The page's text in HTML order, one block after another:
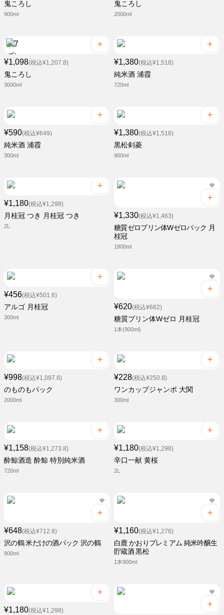
鬼ころし
900ml
鬼ころし
2000ml
¥1,098(税込¥1,207.8)
鬼ころし
3000ml
¥1,380(税込¥1,518)
純米酒 浦霞
720ml
¥590(税込¥649)
純米酒 浦霞
300ml
¥1,380(税込¥1,518)
黒松剣菱
900ml
¥1,180(税込¥1,298)
月桂冠 つき 月桂冠 つき
2L
¥1,330(税込¥1,463)
糖質ゼロプリン体Wゼロパック 月
桂冠
1800ml
¥456(税込¥501.6)
アルゴ 月桂冠
300ml
¥620(税込¥682)
糖質プリン体Wゼロ 月桂冠
1本(900ml)
¥998(税込¥1,097.8)
のものもパック
2000ml
¥228(税込¥250.8)
ワンカップジャンボ 大関
300ml
¥1,158(税込¥1,273.8)
酔鯨酒造 酔鯨 特別純米酒
720ml
¥1,180(税込¥1,298)
辛口一献 黄桜
2L
¥648(税込¥712.8)
沢の鶴 米だけの酒パック 沢の鶴
900ml
¥1,160(税込¥1,276)
白鹿 かおりプレミアム 純米吟醸生
貯蔵酒 黒松
1本900ml
¥1,180(税込¥1,298)